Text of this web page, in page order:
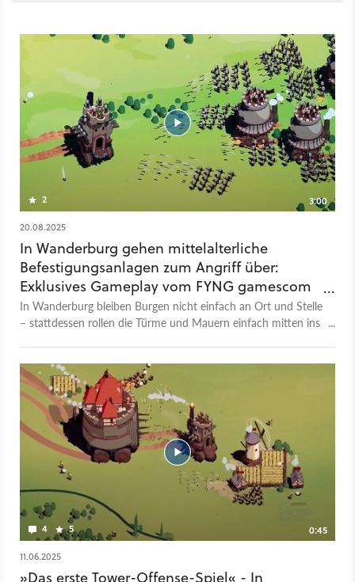
2
3:00
20.08.2025
In Wanderburg gehen mittelalterliche
Befestigungsanlagen zum Angriff über:
Exklusives Gameplay vom FYNG gamescom
Showcase
In Wanderburg bleiben Burgen nicht einfach an Ort und Stelle
– stattdessen rollen die Türme und Mauern einfach mitten ins
Bogenschützen, Magiertürme und sogar explosive Minen und
ein modulares Upgrade-System. Je nach Build hat eure Burg
auf Rädern individuelle Stärken und Schwächen, die ihr beim
Erkunden der verschiedenen Biome beachten müsst. Der
Release ist für 2026 geplant, aber bei Steam könnt ihr vorab
schon am Playtest teilnehmen.
4 5
0:45
11.06.2025
»Das erste Tower-Offense-Spiel« - In